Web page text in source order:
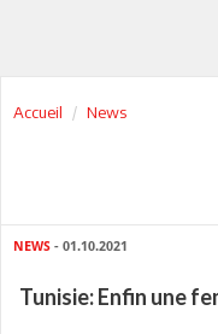
Accueil News
NEWS - 01.10.2021
Tunisie: Enfin une